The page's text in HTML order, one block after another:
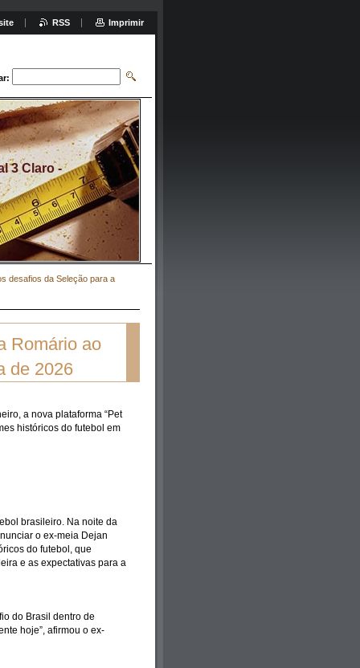
3 Claro -
desafios da Seleção para a
Romário ao
de 2026
a nova plataforma “Pet
históricos do futebol em
brasileiro. Na noite da
o ex-meia Dejan
do futebol, que
e as expectativas para a
do Brasil dentro de
hoje”, afirmou o ex-
RSS Imprimir